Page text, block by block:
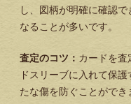
し、図柄が明確に確認
なることが多いです。
査定のコツ： カードを査
ドスリーブに入れて保
たな傷を防ぐことができ